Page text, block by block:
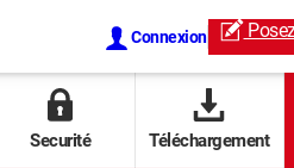
Connexion
Securité Téléchargement